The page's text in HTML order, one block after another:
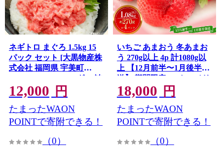
ネギトロ まぐろ 1.5kg 15
パック セット [大黒物産株
式会社 福岡県 宇美町
um40bak830036] マグロ 鮪
ねぎとろ まぐろたたき ま
ぐろのたたき ご飯 海鮮 魚
介 惣菜 お惣菜 おかず おつ
まみ ネギトロ丼 丼 丼物 冷
12,000 円
たまったWAON
POINTで寄附できる！
（0）
いちご あまおう 冬あまお
う 270g以上 4p 計1080g以
上 【12月前半〜1月後半発
送】 期間限定 [ストロベリ
ーファーム 福岡県 宇美町
um40azp070008] 先行予約
イチゴ 苺 フルーツ 果物 果
実 甘い 小分け あまい 4パ
18,000 円
たまったWAON
POINTで寄附できる！
（0）